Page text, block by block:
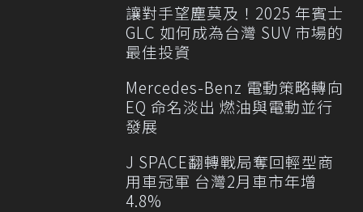
讓對手望塵莫及！2025 年賓士
GLC 如何成為台灣 SUV 市場的
最佳投資
Mercedes-Benz 電動策略轉向
EQ 命名淡出 燃油與電動並行
發展
J SPACE翻轉戰局奪回輕型商
用車冠軍 台灣2月車市年增
4.8%